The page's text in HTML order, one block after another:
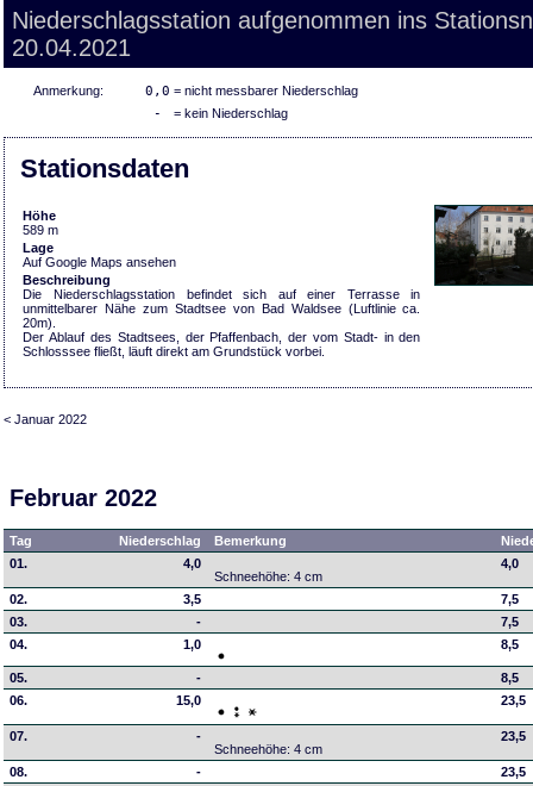
Niederschlagsstation aufgenommen ins
20.04.2021
Anmerkung: 0,0 = nicht messbarer Niederschlag
- = kein Niederschlag
Stationsdaten
Höhe
589 m
Lage
Auf Google Maps ansehen
Beschreibung
Die Niederschlagsstation befindet sich auf einer Terrasse in
unmittelbarer Nähe zum Stadtsee von Bad Waldsee (Luftlinie ca.
20m).
Der Ablauf des Stadtsees, der Pfaffenbach, der vom Stadt- in den
Schlosssee fließt, läuft direkt am Grundstück vorbei.
< Januar 2022
Februar 2022
Tag Niederschlag Bemerkung
01.
4,0
Schneehöhe: 4 cm
4,0
02. 3,5
7,5
03.
-
7,5
04.
1,0 8,5
05. -
8,5
06.
15,0 23,5
07.
-
Schneehöhe: 4 cm
23,5
08. -
23,5